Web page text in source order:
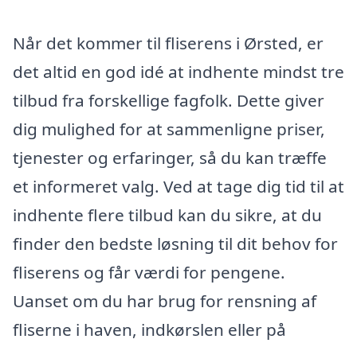
Når det kommer til fliserens i Ørsted, er
det altid en god idé at indhente mindst tre
tilbud fra forskellige fagfolk. Dette giver
dig mulighed for at sammenligne priser,
tjenester og erfaringer, så du kan træffe
et informeret valg. Ved at tage dig tid til at
indhente flere tilbud kan du sikre, at du
finder den bedste løsning til dit behov for
fliserens og får værdi for pengene.
Uanset om du har brug for rensning af
fliserne i haven, indkørslen eller på